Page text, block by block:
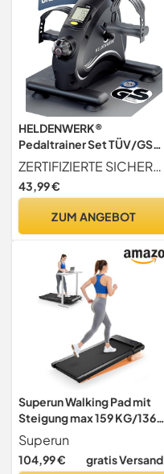
HELDENWERK®
Pedaltrainer Set TÜV/GS
geprüft gelenkschonend
für Senioren
ZERTIFIZIERTE SICHERHEIT - Unser Pedaltrainer ist TÜV GS-Geprüft, um höchste Sicherheits- und Qualitätsstandards zu erfüllen. Dank des integriertem Gleit-Bremselements , genießen Sie ein sorgenfreies, flüsterleises Trainingserlebnis.
43,99 €
ZUM ANGEBOT
Superun Walking Pad mit
Steigung max 159 KG/136
KG, 2.5HP Laufband für
Zuhause mit LED, Leise
Laufband Schreibtisch mit
Superun
104,99 € gratis Versand